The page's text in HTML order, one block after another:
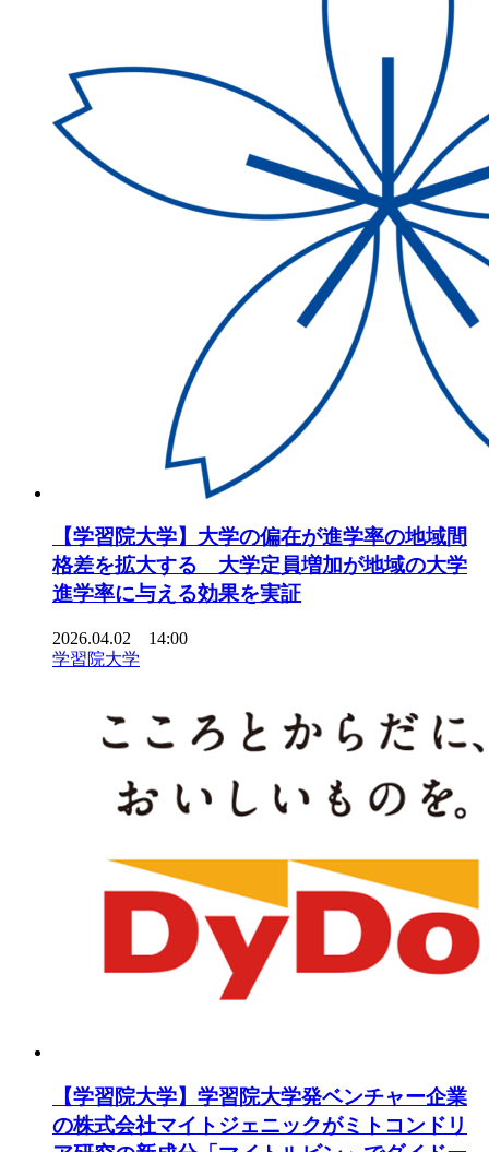
【学習院大学】大学の偏在が進学率の地域間
格差を拡大する 大学定員増加が地域の大学
進学率に与える効果を実証
2026.04.02 14:00
学習院大学
【学習院大学】学習院大学発ベンチャー企業
の株式会社マイトジェニックがミトコンドリ